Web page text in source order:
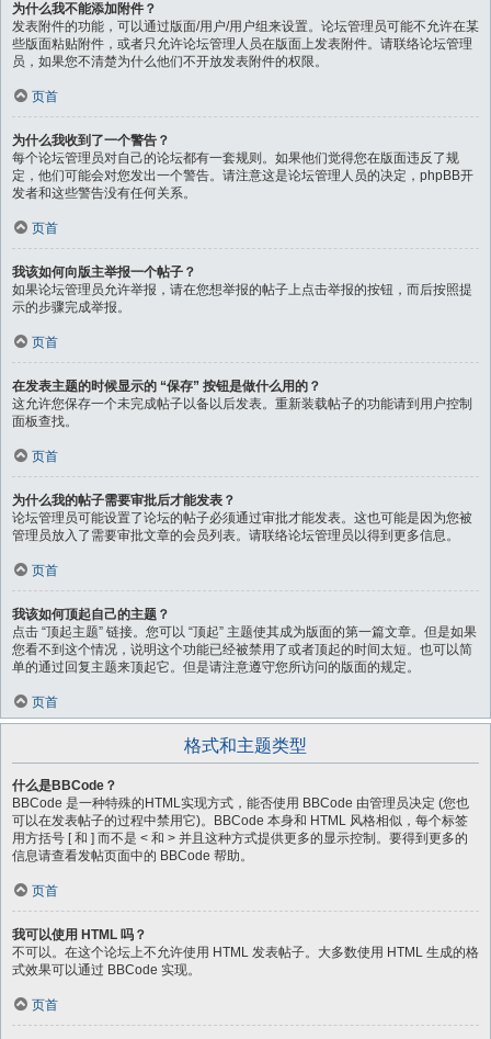
为什么我不能添加附件？
发表附件的功能，可以通过版面/用户/用户组来设置。论坛管理员可能不允许在某
些版面粘贴附件，或者只允许论坛管理人员在版面上发表附件。请联络论坛管理
员，如果您不清楚为什么他们不开放发表附件的权限。
页首
为什么我收到了一个警告？
每个论坛管理员对自己的论坛都有一套规则。如果他们觉得您在版面违反了规
定，他们可能会对您发出一个警告。请注意这是论坛管理人员的决定，phpBB开
发者和这些警告没有任何关系。
页首
我该如何向版主举报一个帖子？
如果论坛管理员允许举报，请在您想举报的帖子上点击举报的按钮，而后按照提
示的步骤完成举报。
页首
在发表主题的时候显示的 “保存” 按钮是做什么用的？
这允许您保存一个未完成帖子以备以后发表。重新装载帖子的功能请到用户控制
面板查找。
页首
为什么我的帖子需要审批后才能发表？
论坛管理员可能设置了论坛的帖子必须通过审批才能发表。这也可能是因为您被
管理员放入了需要审批文章的会员列表。请联络论坛管理员以得到更多信息。
页首
我该如何顶起自己的主题？
点击 “顶起主题” 链接。您可以 “顶起” 主题使其成为版面的第一篇文章。但是如果
您看不到这个情况，说明这个功能已经被禁用了或者顶起的时间太短。也可以简
单的通过回复主题来顶起它。但是请注意遵守您所访问的版面的规定。
页首
格式和主题类型
什么是BBCode？
BBCode 是一种特殊的HTML实现方式，能否使用 BBCode 由管理员决定 (您也
可以在发表帖子的过程中禁用它)。BBCode 本身和 HTML 风格相似，每个标签
用方括号 [ 和 ] 而不是 < 和 > 并且这种方式提供更多的显示控制。要得到更多的
信息请查看发帖页面中的 BBCode 帮助。
页首
我可以使用 HTML 吗？
不可以。在这个论坛上不允许使用 HTML 发表帖子。大多数使用 HTML 生成的格
式效果可以通过 BBCode 实现。
页首